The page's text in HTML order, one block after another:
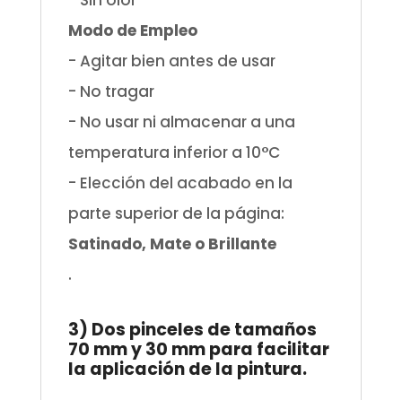
Modo de Empleo
- Agitar bien antes de usar
- No tragar
- No usar ni almacenar a una
temperatura inferior a 10°C
- Elección del acabado en la
parte superior de la página:
Satinado, Mate o Brillante
.
3) Dos pinceles de tamaños
70 mm y 30 mm para facilitar
la aplicación de la pintura.